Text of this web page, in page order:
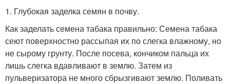
1. Глубокая заделка семян в почву.
Как заделать семена табака правильно: Семена табака
сеют поверхностно рассыпая их по слегка влажному, но
не сырому грунту. После посева, кончиком пальца их
лишь слегка вдавливают в землю. Затем из
пульверизатора не много сбрызгивают землю. Поливать